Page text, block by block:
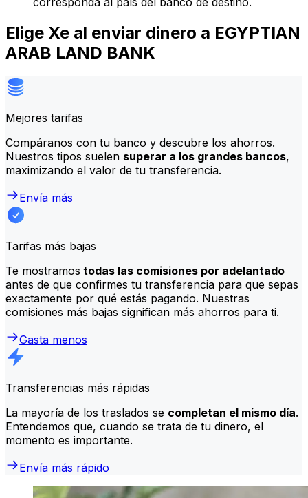
Elige Xe al enviar dinero a EGYPTIAN
ARAB LAND BANK
Mejores tarifas
Compáranos con tu banco y descubre los ahorros.
Nuestros tipos suelen superar a los grandes bancos,
maximizando el valor de tu transferencia.
Envía más
Tarifas más bajas
Te mostramos todas las comisiones por adelantado
antes de que confirmes tu transferencia para que sepas
exactamente por qué estás pagando. Nuestras
comisiones más bajas significan más ahorros para ti.
Gasta menos
Transferencias más rápidas
La mayoría de los traslados se completan el mismo día.
Entendemos que, cuando se trata de tu dinero, el
momento es importante.
Envía más rápido